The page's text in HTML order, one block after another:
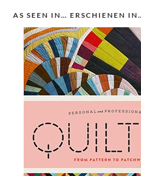
AS SEEN IN… ERSCHIENEN